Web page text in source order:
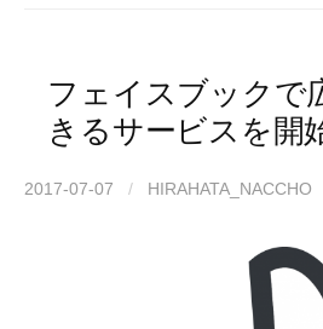
フェイスブックで
きるサービスを開
2017-07-07 / HIRAHATA_NACCHO